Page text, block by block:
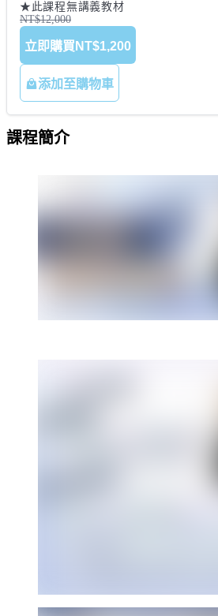
★此課程無講義教材
NT$12,000
立即購買 NT$1,200
添加至購物車
課程簡介